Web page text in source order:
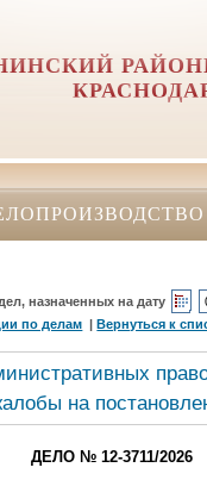
назначенных на дату
по делам |Вернуться к
на
ДЕЛО № 12-3711/2026